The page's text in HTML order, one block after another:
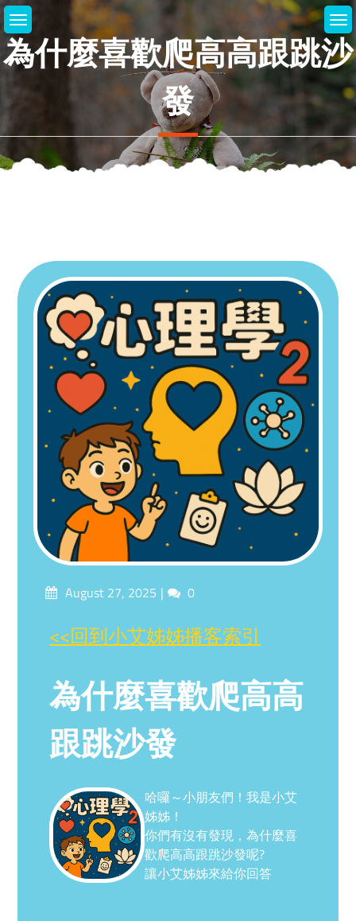
Skip
to
content
為什麼喜歡爬高高跟跳沙
發
PostedAugust 27, 2025 Comments
0
<<回到小艾姊姊播客索引
為什麼喜歡爬高高
跟跳沙發
哈囉～小朋友們！我是小艾
姊姊！
你們有沒有發現，為什麼喜
歡爬高高跟跳沙發呢?
讓小艾姊姊來給你回答